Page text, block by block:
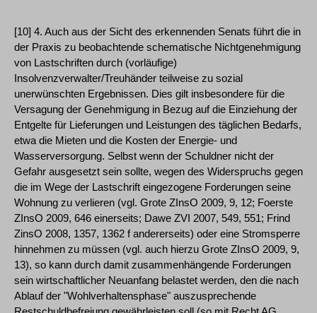
[10] 4. Auch aus der Sicht des erkennenden Senats führt die in
der Praxis zu beobachtende schematische Nichtgenehmigung
von Lastschriften durch (vorläufige)
Insolvenzverwalter/Treuhänder teilweise zu sozial
unerwünschten Ergebnissen. Dies gilt insbesondere für die
Versagung der Genehmigung in Bezug auf die Einziehung der
Entgelte für Lieferungen und Leistungen des täglichen Bedarfs,
etwa die Mieten und die Kosten der Energie- und
Wasserversorgung. Selbst wenn der Schuldner nicht der
Gefahr ausgesetzt sein sollte, wegen des Widerspruchs gegen
die im Wege der Lastschrift eingezogene Forderungen seine
Wohnung zu verlieren (vgl. Grote ZInsO 2009, 9, 12; Foerste
ZInsO 2009, 646 einerseits; Dawe ZVI 2007, 549, 551; Frind
ZinsO 2008, 1357, 1362 f andererseits) oder eine Stromsperre
hinnehmen zu müssen (vgl. auch hierzu Grote ZInsO 2009, 9,
13), so kann durch damit zusammenhängende Forderungen
sein wirtschaftlicher Neuanfang belastet werden, den die nach
Ablauf der "Wohlverhaltensphase" auszusprechende